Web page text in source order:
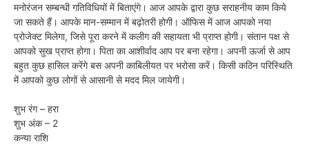
मनोरंजन सम्बन्धी गतिविधियों में बिताएंगे। आज आपके द्वारा कुछ सराहनीय काम किये
जा सकते हैं। आपके मान-सम्मान में बढ़ोतरी होगी। ऑफिस में आज आपको नया
प्रोजेक्ट मिलेगा, जिसे पूरा करने में कलीग की सहायता भी प्राप्त होगी। संतान पक्ष से
आपको सुख प्राप्त होगा। पिता का आशीर्वाद आप पर बना रहेगा। अपनी ऊर्जा से आप
बहुत कुछ हासिल करेंगे बस अपनी काबिलीयत पर भरोसा करें। किसी कठिन परिस्थिति
में आपको कुछ लोगों से आसानी से मदद मिल जायेगी।
शुभ रंग – हरा
शुभ अंक – 2
कन्या राशि